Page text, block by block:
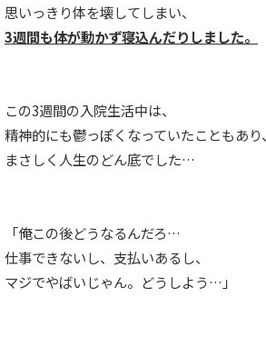
思いっきり体を壊してしまい、
3週間も体が動かず寝込んだりしました。
この3週間の入院生活中は、
精神的にも鬱っぽくなっていたこともあり、
まさしく人生のどん底でした…
「俺この後どうなるんだろ…
仕事できないし、支払いあるし、
マジでやばいじゃん。どうしよう…」